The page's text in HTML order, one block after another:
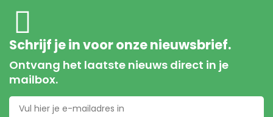
Schrijf je in voor onze nieuwsbrief.
Ontvang het laatste nieuws direct in je
mailbox.